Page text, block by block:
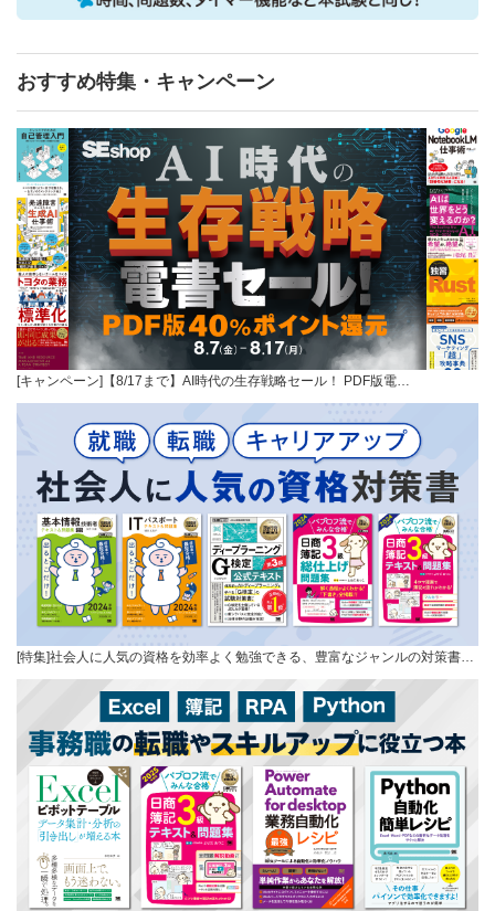
おすすめ特集・キャンペーン
[キャンペーン]【8/17まで】AI時代の生存戦略セール！ PDF版電…
[特集]社会人に人気の資格を効率よく勉強できる、豊富なジャンルの対策書…